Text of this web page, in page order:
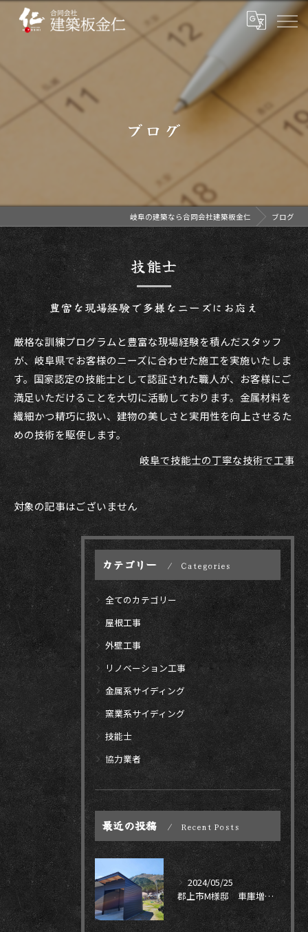
ブログ
岐阜の建築なら合同会社建築板金仁 ブログ
技能士
豊富な現場経験で多様なニーズにお応え
厳格な訓練プログラムと豊富な現場経験を積んだスタッフ
が、岐阜県でお客様のニーズに合わせた施工を実施いたしま
す。国家認定の技能士として認証された職人が、お客様にご
満足いただけることを大切に活動しております。金属材料を
繊細かつ精巧に扱い、建物の美しさと実用性を向上させるた
めの技術を駆使します。
岐阜で技能士の丁寧な技術で工事
対象の記事はございません
カテゴリー Categories
全てのカテゴリー
屋根工事
外壁工事
リノベーション工事
金属系サイディング
窯業系サイディング
技能士
協力業者
最近の投稿 Recent Posts
2024/05/25
郡上市M様邸 車庫増設工事